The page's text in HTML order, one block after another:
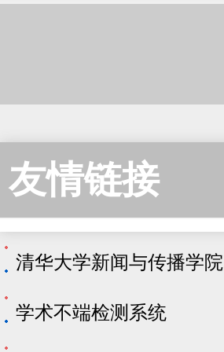
友情链接
清华大学新闻与传播学院
学术不端检测系统